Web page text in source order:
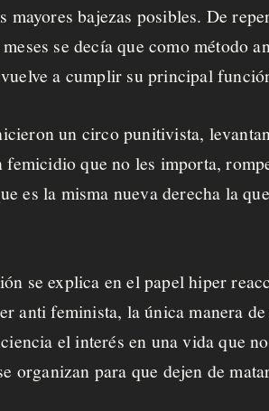
bajezas posibles. De
se decía que como método
a cumplir su principal
un circo punitivista,
que no les importa,
es la misma nueva derecha la
se explica en el papel hiper
anti feminista, la única manera
el interés en una vida que
organizan para que dejen de